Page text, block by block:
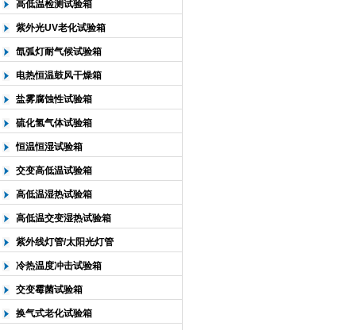
高低温检测试验箱
紫外光UV老化试验箱
氙弧灯耐气候试验箱
电热恒温鼓风干燥箱
盐雾腐蚀性试验箱
硫化氢气体试验箱
恒温恒湿试验箱
交变高低温试验箱
高低温湿热试验箱
高低温交变湿热试验箱
紫外线灯管/太阳光灯管
冷热温度冲击试验箱
交变霉菌试验箱
换气式老化试验箱